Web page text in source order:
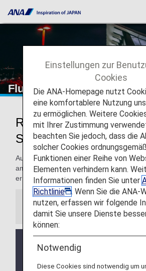
Flughafen Singapur
Reisen zum und vom
Singapur Changi
Auf dieser Seite finden Sie
am Flughafen Singapur Changi zu
erreichen.
Hinweis
Seit dem 10. April 2020 steht der
frühen Check-in vorübergehend
Verfügung.
Einstellungen zur
Cookies
Die ANA-Homepage nutzt
eine komfortablere Nutzung
zu ermöglichen. Weitere
mit Ihrer Zustimmung
beachten Sie jedoch, dass die
solcher Cookies
Funktionen einer Reihe von
Elementen verhindern kann.
Informationen finden Sie unter
Richtlinie
. Wenn Sie die ANA-
nutzen, erfassen wir folgende
damit Sie unsere Dienste
können:
Notwendig
Diese Cookies sind notwendig um